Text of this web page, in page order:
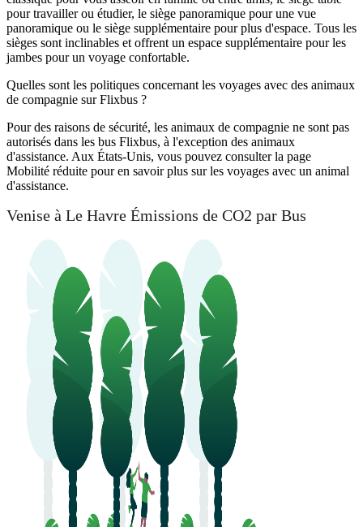
pour travailler ou étudier, le siège panoramique pour une vue
panoramique ou le siège supplémentaire pour plus d'espace. Tous les
sièges sont inclinables et offrent un espace supplémentaire pour les
jambes pour un voyage confortable.
Quelles sont les politiques concernant les voyages avec des animaux
de compagnie sur Flixbus ?
Pour des raisons de sécurité, les animaux de compagnie ne sont pas
autorisés dans les bus Flixbus, à l'exception des animaux
d'assistance. Aux États-Unis, vous pouvez consulter la page
Mobilité réduite pour en savoir plus sur les voyages avec un animal
d'assistance.
Venise à Le Havre Émissions de CO2 par Bus